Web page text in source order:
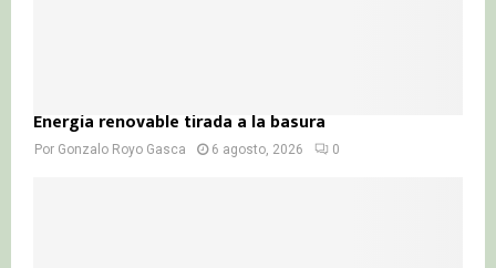
Energía renovable tirada a la basura
Por Gonzalo Royo Gasca 6 agosto, 2026 0